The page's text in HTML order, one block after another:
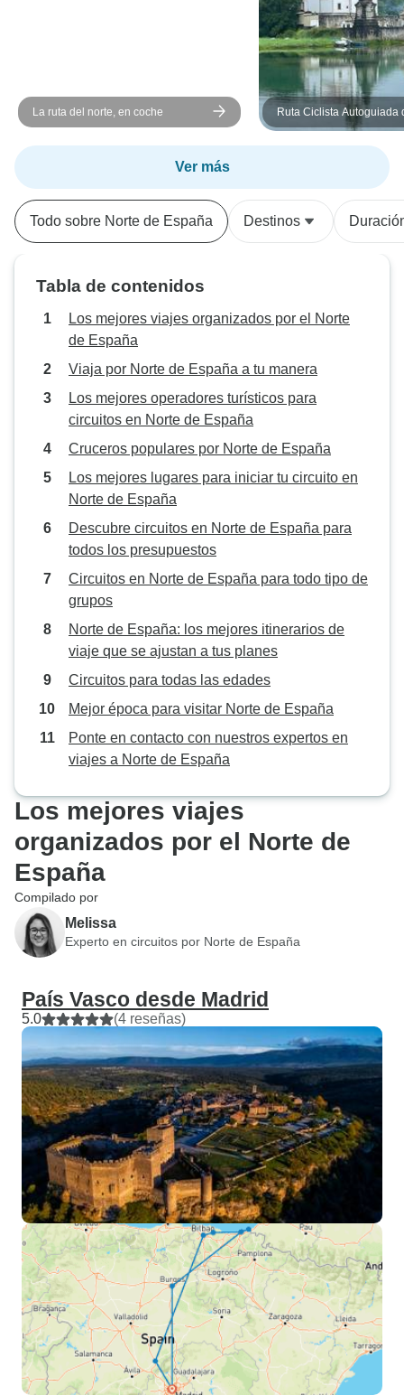
(¡tenía unas vistas increíbles en mi
lugares que visitamos eran
estupendos. Disfruté mucho de
hablar lo suficientemente bien de
La ruta del norte, en coche
Ruta Ciclista Autoguiada
Vasco a Asturias
Ver más
Todo sobre Norte de España Destinos
Tabla de contenidos
Los mejores viajes organizados por el Norte
de España
Viaja por Norte de España a tu manera
Los mejores operadores turísticos para
circuitos en Norte de España
Cruceros populares por Norte de España
Los mejores lugares para iniciar tu circuito en
Norte de España
Descubre circuitos en Norte de España para
todos los presupuestos
Circuitos en Norte de España para todo tipo de
grupos
Norte de España: los mejores itinerarios de
viaje que se ajustan a tus planes
Circuitos para todas las edades
Mejor época para visitar Norte de España
Ponte en contacto con nuestros expertos en
viajes a Norte de España
Los mejores viajes
organizados por el Norte de
España
Compilado por
Melissa
Experto en circuitos por Norte de España
País Vasco desde Madrid
5.0 (4 reseñas)